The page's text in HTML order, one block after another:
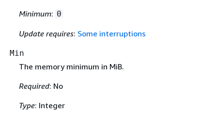
Minimum: 0
Update requires: Some interruptions
Min
The memory minimum in MiB.
Required: No
Type: Integer